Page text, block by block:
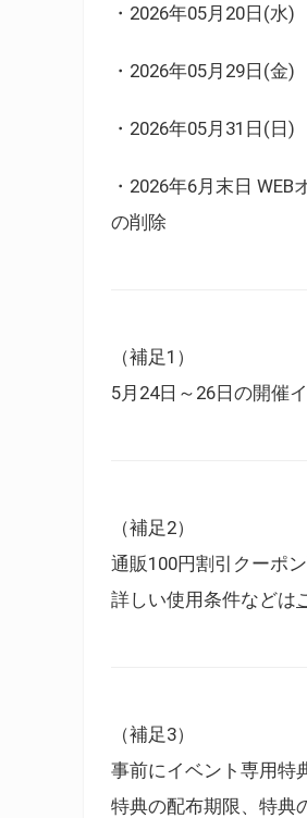
・2026年05月20日(
・2026年05月29日(金
・2026年05月31日(
・2026年6月末日
の削除
（補足1）
5月24日～26日の開催
（補足2）
通販100円割引クーポ
詳しい使用条件などは
（補足3）
事前にイベント専用特
特典の配布期限、特典